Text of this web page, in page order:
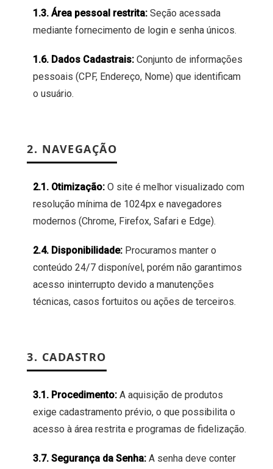
1.3. Área pessoal restrita: Seção acessada
mediante fornecimento de login e senha únicos.
1.6. Dados Cadastrais: Conjunto de informações
pessoais (CPF, Endereço, Nome) que identificam
o usuário.
2. NAVEGAÇÃO
2.1. Otimização: O site é melhor visualizado com
resolução mínima de 1024px e navegadores
modernos (Chrome, Firefox, Safari e Edge).
2.4. Disponibilidade: Procuramos manter o
conteúdo 24/7 disponível, porém não garantimos
acesso ininterrupto devido a manutenções
técnicas, casos fortuitos ou ações de terceiros.
3. CADASTRO
3.1. Procedimento: A aquisição de produtos
exige cadastramento prévio, o que possibilita o
acesso à área restrita e programas de fidelização.
3.7. Segurança da Senha: A senha deve conter